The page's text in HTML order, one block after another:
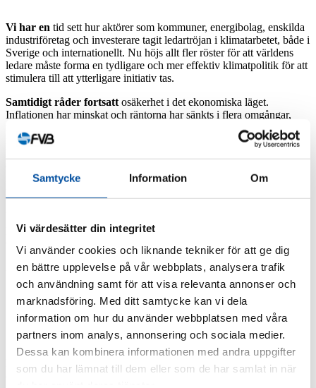
Samtycke Information Om
Vi värdesätter din integritet
Vi använder cookies och liknande tekniker för att ge dig
en bättre upplevelse på vår webbplats, analysera trafik
och användning samt för att visa relevanta annonser och
marknadsföring. Med ditt samtycke kan vi dela
information om hur du använder webbplatsen med våra
partners inom analys, annonsering och sociala medier.
Dessa kan kombinera informationen med andra uppgifter
som du har lämnat till dem eller som de har samlat in när
Vi har en tid sett hur aktörer som kommuner, energibolag, enskilda
industriföretag och investerare tagit ledartröjan i klimatarbetet, både i
Sverige och internationellt. Nu höjs allt fler röster för att världens
ledare måste forma en tydligare och mer effektiv klimatpolitik för att
stimulera till att ytterligare initiativ tas.
Samtidigt råder fortsatt osäkerhet i det ekonomiska läget.
Inflationen har minskat och räntorna har sänkts i flera omgångar,
men investeringstakten är fortfarande dämpad inom många sektorer,
inte minst när det gäller bostadsbyggandet. Däremot ser vi en fortsatt
initiativkraft, till viss del driven av lokala och regionala klimatmål
produktionsslag att tillgå så att man löpande kan kostnadsoptimera
fjärrkylans framtida konkurrenskraft. Parallellt med de lokala och
regionala initiativen behöver stat och myndigheter skapa
förutsättningar som underlättar och snabbar på utvecklingen. Det
gäller alltifrån tillståndsprocesser och regelverk till utbyggnad av
infrastruktur och förbättrade styrmedel.
I detta nummerav FVB-Nytt belyser vi flera exempel på hur
energiomställningen kokar ned till något mycket konkret och